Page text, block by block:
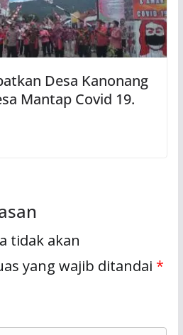
Desa Kanonang
Mantap Covid 19.
tidak akan
yang wajib ditandai *